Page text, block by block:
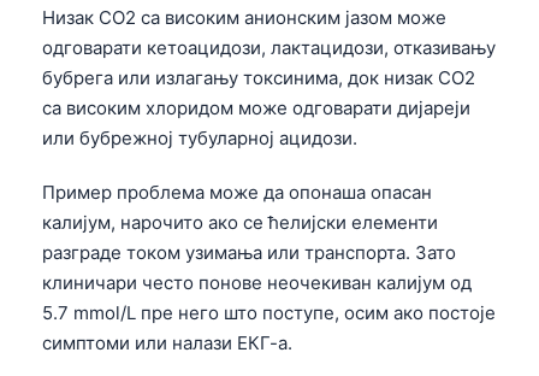
Низак CO2 са високим анионским јазом може
одговарати кетоацидози, лактацидози, отказивању
бубрега или излагању токсинима, док низак CO2
са високим хлоридом може одговарати дијареји
или бубрежној тубуларној ацидози.
Пример проблема може да опонаша опасан
калијум, нарочито ако се ћелијски елементи
разграде током узимања или транспорта. Зато
клиничари често понове неочекиван калијум од
5.7 mmol/L пре него што поступе, осим ако постоје
симптоми или налази ЕКГ-а.
Italiano
Español
Português
Ελληνικά
Română
简体中文
فارسی
Български